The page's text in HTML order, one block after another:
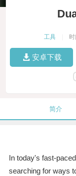
工具
安卓下载
简介
In today's fast-
searching for ways